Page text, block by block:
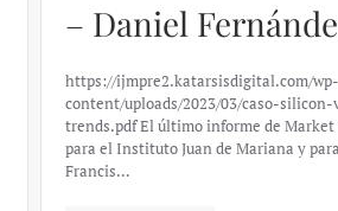
– Daniel
https://ijmpre2.katarsisdigital.com/wp-
content/uploads/2023/03/caso-
trends.pdf El último informe de Market
para el Instituto Juan de Mariana y
Francis…